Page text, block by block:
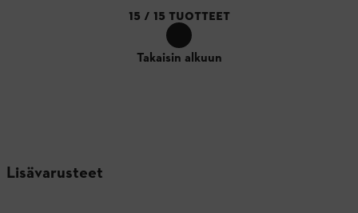
15 / 15 TUOTTEET
Takaisin alkuun
Lisävarusteet